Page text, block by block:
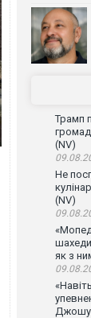
Трамп
(NV)
Не
(NV)
як з